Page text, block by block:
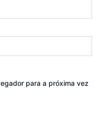
para a próxima vez